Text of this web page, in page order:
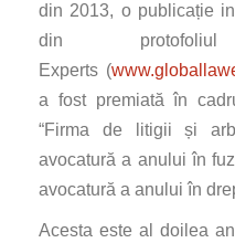
din 2013, o publicație
din
Experts (
a fost premiată în
“Firma de litigii și
avocatură a anului în
avocatură a anului în
Acesta este al doilea